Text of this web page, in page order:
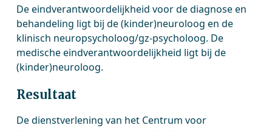
De eindverantwoordelijkheid voor de diagnose en
behandeling ligt bij de (kinder)neuroloog en de
klinisch neuropsycholoog/gz-psycholoog. De
medische eindverantwoordelijkheid ligt bij de
(kinder)neuroloog.
Resultaat
De dienstverlening van het Centrum voor